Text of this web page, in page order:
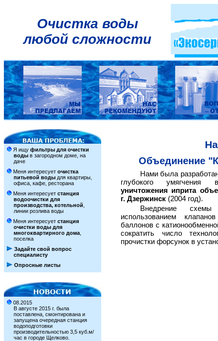
Очистка воды
любой сложности
Я ищу фильтры для очистки
воды в загородном доме, на
даче
Меня интересует очистка
питьевой воды для квартиры,
офиса, кафе, ресторана
Меня интересует станция
водоочистки для
производства, котельной
линии розлива воды
Меня интересует станция
очистки воды для
многоквартирного дома
поселка
Задайте свой вопрос
специалисту
Опросные листы
08.2015
В августе 2015 г. была
поставлена, смонтирована и
запущена очередная станция
водоподготовки
производительностью 3,5 куб.м/
час в городе Щелково.
Объединение
Нами была
глубокого
уничтожения иприта
г. Дзержинск (2004 год).
Внедрение
использованием
баллонов с
сократить число
прочистки форсунок в